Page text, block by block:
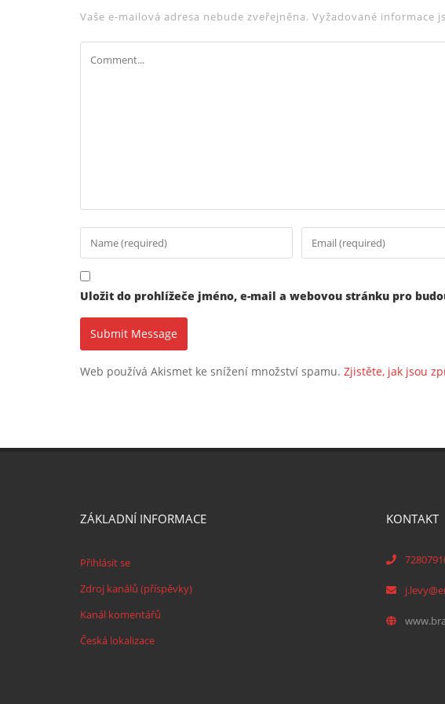
Vaše e-mailová adresa nebude zveřejněna. Vyžadované informace
Uložit do prohlížeče jméno, e-mail a webovou stránku pro
Web používá Akismet ke snížení množství spamu. Zjistěte, jak jsou
ZÁKLADNÍ INFORMACE
Přihlásit se
Zdroj kanálů (příspěvky)
Kanál komentářů
Česká lokalizace
KONTAKT